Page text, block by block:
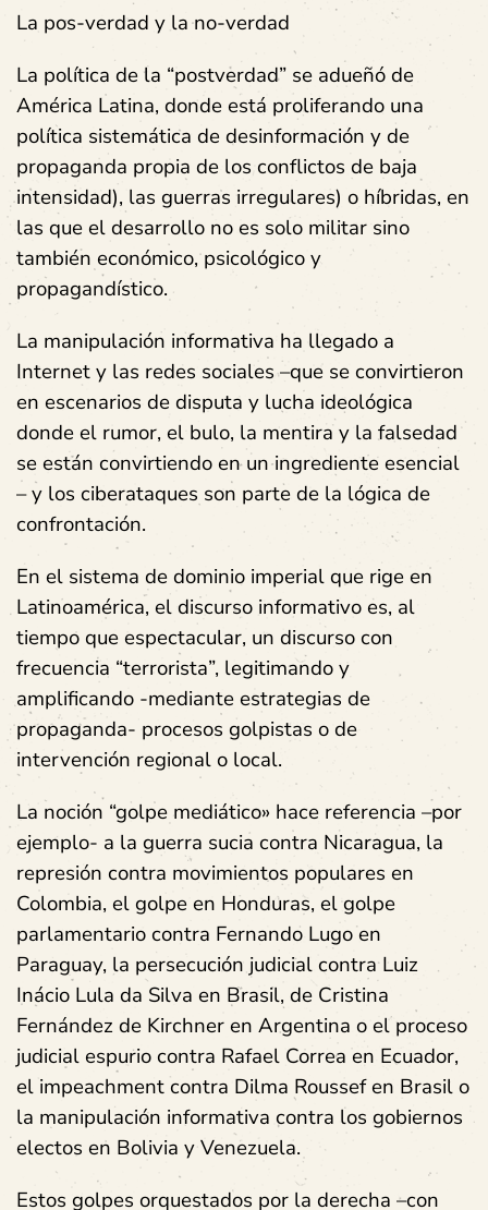
La pos-verdad y la no-verdad
La política de la “postverdad” se adueñó de
América Latina, donde está proliferando una
política sistemática de desinformación y de
propaganda propia de los conflictos de baja
intensidad), las guerras irregulares) o híbridas, en
las que el desarrollo no es solo militar sino
también económico, psicológico y
propagandístico.
La manipulación informativa ha llegado a
Internet y las redes sociales –que se convirtieron
en escenarios de disputa y lucha ideológica
donde el rumor, el bulo, la mentira y la falsedad
se están convirtiendo en un ingrediente esencial
– y los ciberataques son parte de la lógica de
confrontación.
En el sistema de dominio imperial que rige en
Latinoamérica, el discurso informativo es, al
tiempo que espectacular, un discurso con
frecuencia “terrorista”, legitimando y
amplificando -mediante estrategias de
propaganda- procesos golpistas o de
intervención regional o local.
La noción “golpe mediático» hace referencia –por
ejemplo- a la guerra sucia contra Nicaragua, la
represión contra movimientos populares en
Colombia, el golpe en Honduras, el golpe
parlamentario contra Fernando Lugo en
Paraguay, la persecución judicial contra Luiz
Inácio Lula da Silva en Brasil, de Cristina
Fernández de Kirchner en Argentina o el proceso
judicial espurio contra Rafael Correa en Ecuador,
el impeachment contra Dilma Roussef en Brasil o
la manipulación informativa contra los gobiernos
electos en Bolivia y Venezuela.
Estos golpes orquestados por la derecha –con